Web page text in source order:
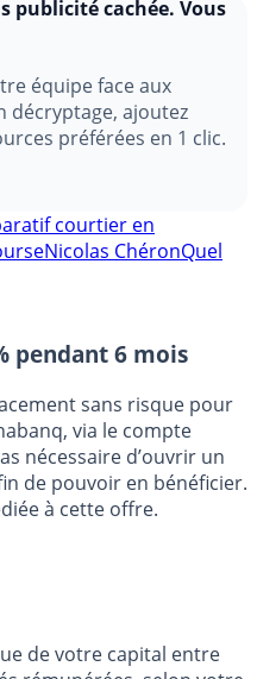
équipe face aux
ajoutez
préférées en 1 clic.
courtier en
pendant 6 mois
sans risque pour
via le compte
nécessaire d’ouvrir un
de pouvoir en bénéficier.
à cette offre.